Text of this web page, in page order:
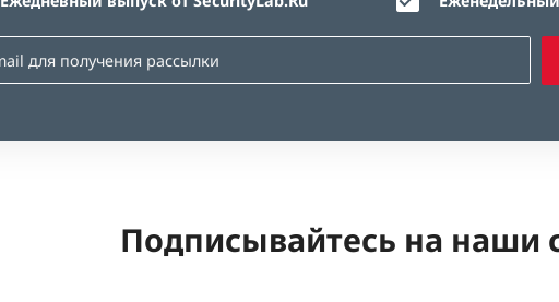
Подписывайтесь на наши